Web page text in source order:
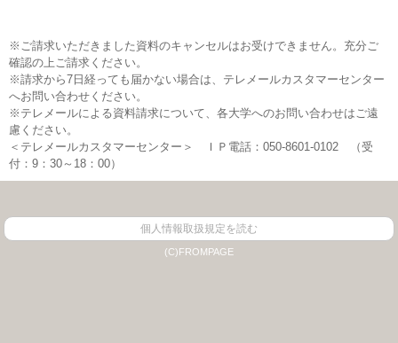
※ご請求いただきました資料のキャンセルはお受けできません。充分ご
確認の上ご請求ください。
※請求から7日経っても届かない場合は、テレメールカスタマーセンター
へお問い合わせください。
※テレメールによる資料請求について、各大学へのお問い合わせはご遠
慮ください。
＜テレメールカスタマーセンター＞ ＩＰ電話：050-8601-0102 （受
付：9：30～18：00）
個人情報取扱規定を読む
(C)FROMPAGE